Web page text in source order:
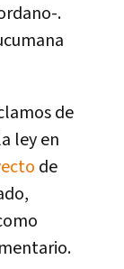
.
de
ley en
de